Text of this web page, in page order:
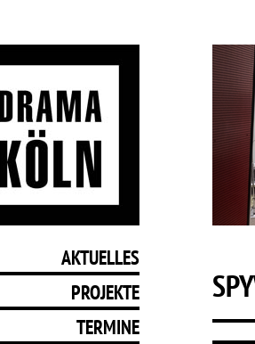
AKTUELLES
PROJEKTE
TERMINE